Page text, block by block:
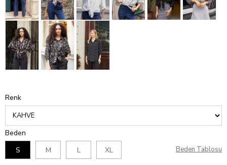
Renk
Beden
S
M L XL Beden Tablosu